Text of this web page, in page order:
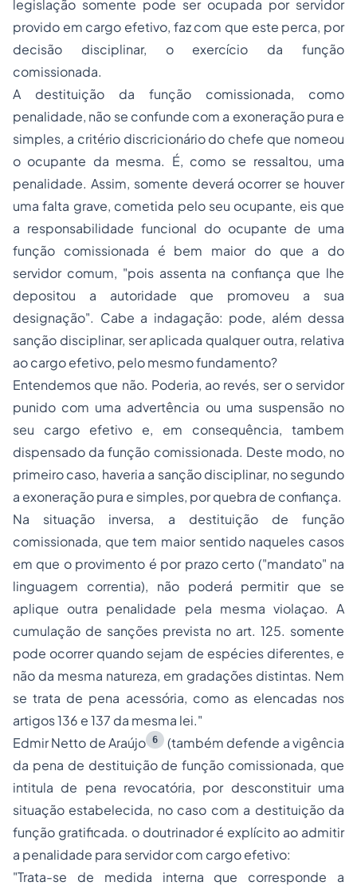
legislação somente pode ser ocupada por servidor
provido em cargo efetivo, faz com que este perca, por
decisão disciplinar, o exercício da função
comissionada.
A destituição da função comissionada, como
penalidade, não se confunde com a exoneração pura e
simples, a critério discricionário do chefe que nomeou
o ocupante da mesma. É, como se ressaltou, uma
penalidade. Assim, somente deverá ocorrer se houver
uma falta grave, cometida pelo seu ocupante, eis que
a responsabilidade funcional do ocupante de uma
função comissionada é bem maior do que a do
servidor comum, "pois assenta na confiança que lhe
depositou a autoridade que promoveu a sua
designação". Cabe a indagação: pode, além dessa
sanção disciplinar, ser aplicada qualquer outra, relativa
ao cargo efetivo, pelo mesmo fundamento?
Entendemos que não. Poderia, ao revés, ser o servidor
punido com uma advertência ou uma suspensão no
seu cargo efetivo e, em consequência, tambem
dispensado da função comissionada. Deste modo, no
primeiro caso, haveria a sanção disciplinar, no segundo
a exoneração pura e simples, por quebra de confiança.
Na situação inversa, a destituição de função
comissionada, que tem maior sentido naqueles casos
em que o provimento é por prazo certo ("mandato" na
linguagem correntia), não poderá permitir que se
aplique outra penalidade pela mesma violaçao. A
cumulação de sanções prevista no art. 125. somente
pode ocorrer quando sejam de espécies diferentes, e
não da mesma natureza, em gradações distintas. Nem
se trata de pena acessória, como as elencadas nos
artigos 136 e 137 da mesma lei."
Edmir Netto de Araújo 6
(também defende a vigência
da pena de destituição de função comissionada, que
intitula de pena revocatória, por desconstituir uma
situação estabelecida, no caso com a destituição da
função gratificada. o doutrinador é explícito ao admitir
a penalidade para servidor com cargo efetivo:
"Trata-se de medida interna que corresponde a